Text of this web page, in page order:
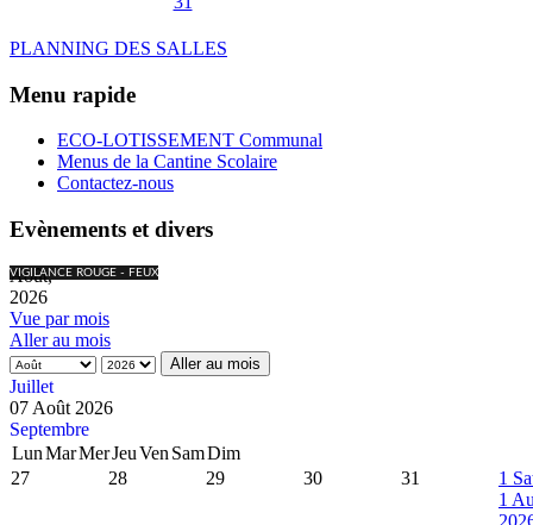
PLANNING DES SALLES
Menu rapide
ECO-LOTISSEMENT Communal
Menus de la Cantine Scolaire
Contactez-nous
Evènements et divers
VIGILANCE ROUGE - FEUX
Août,
2026
Vue par mois
Aller au mois
Aller au mois
Juillet
07 Août 2026
Septembre
LunMarMerJeuVen SamDim
27
28 29 30 31 1
1